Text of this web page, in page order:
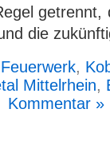
die
,
Mittelrhein,
Kommentar »